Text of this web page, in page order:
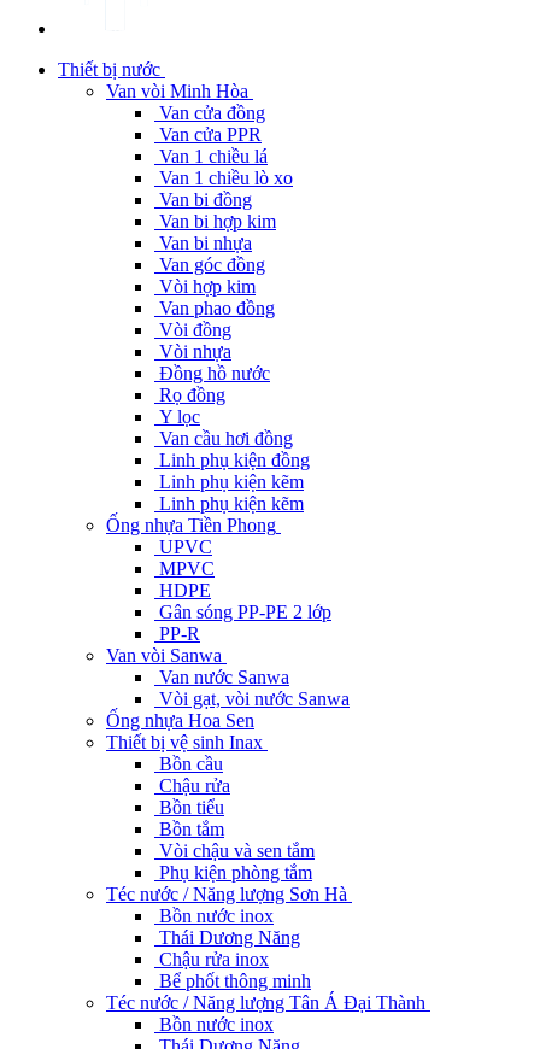
Thiết bị nước
Van vòi Minh Hòa
Van cửa đồng
Van cửa PPR
Van 1 chiều lá
Van 1 chiều lò xo
Van bi đồng
Van bi hợp kim
Van bi nhựa
Van góc đồng
Vòi hợp kim
Van phao đồng
Vòi đồng
Vòi nhựa
Đồng hồ nước
Rọ đồng
Y lọc
Van cầu hơi đồng
Linh phụ kiện đồng
Linh phụ kiện kẽm
Linh phụ kiện kẽm
Ống nhựa Tiền Phong
UPVC
MPVC
HDPE
Gân sóng PP-PE 2 lớp
PP-R
Van vòi Sanwa
Van nước Sanwa
Vòi gạt, vòi nước Sanwa
Ống nhựa Hoa Sen
Thiết bị vệ sinh Inax
Bồn cầu
Chậu rửa
Bồn tiểu
Bồn tắm
Vòi chậu và sen tắm
Phụ kiện phòng tắm
Téc nước / Năng lượng Sơn Hà
Bồn nước inox
Thái Dương Năng
Chậu rửa inox
Bể phốt thông minh
Téc nước / Năng lượng Tân Á Đại Thành
Bồn nước inox